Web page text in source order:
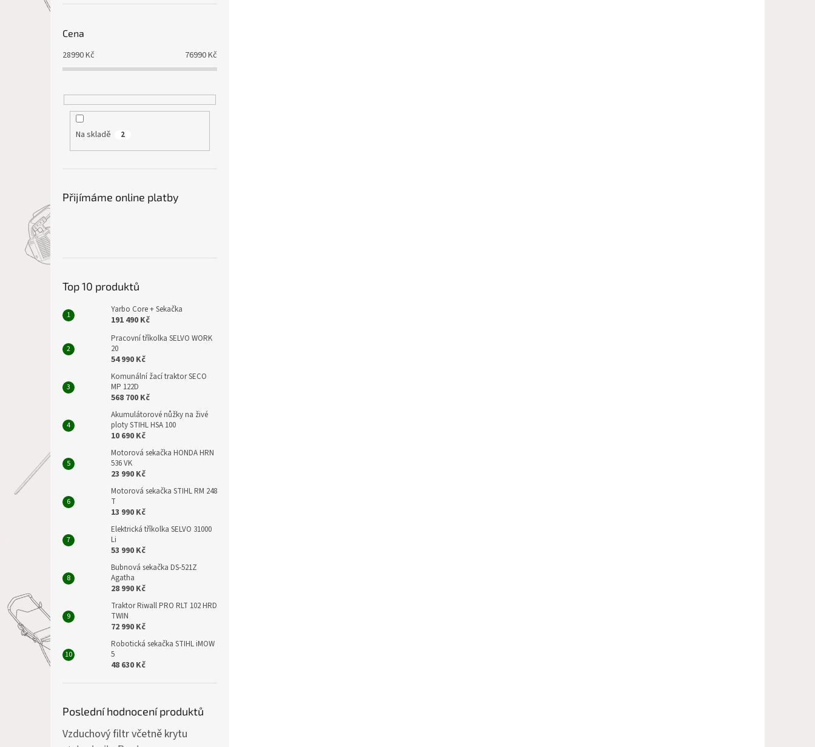
Cena
28990Kč 76990Kč
Na skladě 2
Přijímáme online platby
Top 10 produktů
Yarbo Core + Sekačka
191 490 Kč
Pracovní tříkolka SELVO WORK
20
54 990 Kč
Komunální žací traktor SECO
MP 122D
568 700 Kč
Akumulátorové nůžky na živé
ploty STIHL HSA 100
10 690 Kč
Motorová sekačka HONDA HRN
536 VK
23 990 Kč
Motorová sekačka STIHL RM 248
T
13 990 Kč
Elektrická tříkolka SELVO 31000
Li
53 990 Kč
Bubnová sekačka DS-521Z
Agatha
28 990 Kč
Traktor Riwall PRO RLT 102 HRD
TWIN
72 990 Kč
Robotická sekačka STIHL iMOW
5
48 630 Kč
Poslední hodnocení produktů
Vzduchový filtr včetně krytu